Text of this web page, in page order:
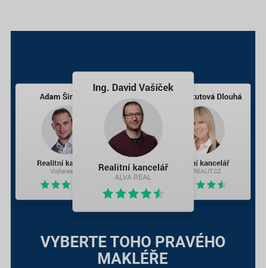
VYBERTE TOHO PRAVÉHO
MAKLÉŘE